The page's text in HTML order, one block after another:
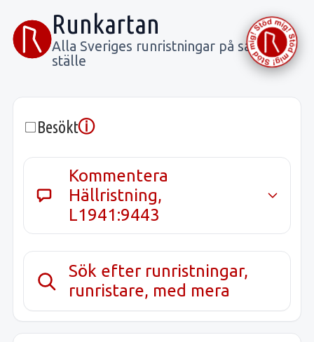
Runkartan
Alla Sveriges runristningar på samma
ställe
Besöktⓘ
Kommentera
Hällristning,
L1941:9443
Sök efter runristningar,
runristare, med mera